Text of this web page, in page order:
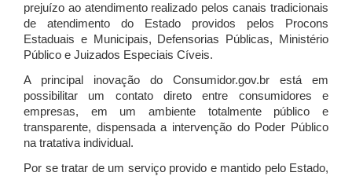
prejuízo ao atendimento realizado pelos canais tradicionais
de atendimento do Estado providos pelos Procons
Estaduais e Municipais, Defensorias Públicas, Ministério
Público e Juizados Especiais Cíveis.
A principal inovação do Consumidor.gov.br está em
possibilitar um contato direto entre consumidores e
empresas, em um ambiente totalmente público e
transparente, dispensada a intervenção do Poder Público
na tratativa individual.
Por se tratar de um serviço provido e mantido pelo Estado,